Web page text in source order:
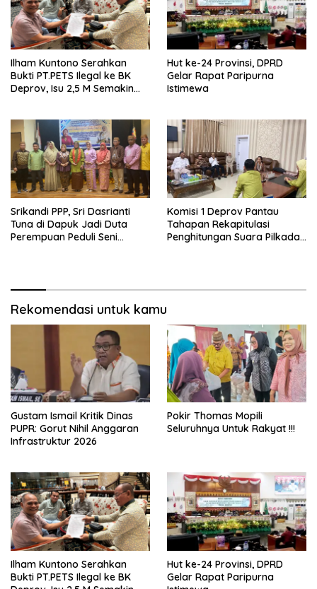
Ilham Kuntono Serahkan
Bukti PT.PETS Ilegal ke BK
Deprov, Isu 2,5 M Semakin
Hut ke-24 Provinsi, DPRD
Gelar Rapat Paripurna
Istimewa
Srikandi PPP, Sri Dasrianti
Tuna di Dapuk Jadi Duta
Perempuan Peduli Seni
Komisi 1 Deprov Pantau
Tahapan Rekapitulasi
Penghitungan Suara Pilkada
Rekomendasi untuk kamu
Gustam Ismail Kritik Dinas
PUPR: Gorut Nihil Anggaran
Infrastruktur 2026
Pokir Thomas Mopili
Seluruhnya Untuk Rakyat !!!
Ilham Kuntono Serahkan
Bukti PT.PETS Ilegal ke BK
Hut ke-24 Provinsi, DPRD
Gelar Rapat Paripurna